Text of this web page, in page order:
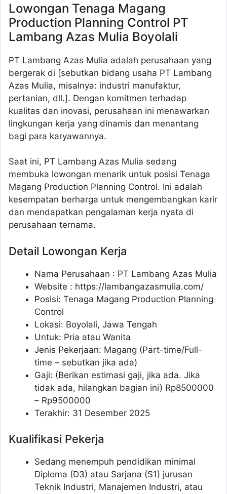
Lowongan Tenaga Magang
Production Planning Control PT
Lambang Azas Mulia Boyolali
PT Lambang Azas Mulia adalah perusahaan yang
bergerak di [sebutkan bidang usaha PT Lambang
Azas Mulia, misalnya: industri manufaktur,
pertanian, dll.]. Dengan komitmen terhadap
kualitas dan inovasi, perusahaan ini menawarkan
lingkungan kerja yang dinamis dan menantang
bagi para karyawannya.
Saat ini, PT Lambang Azas Mulia sedang
membuka lowongan menarik untuk posisi Tenaga
Magang Production Planning Control. Ini adalah
kesempatan berharga untuk mengembangkan karir
dan mendapatkan pengalaman kerja nyata di
perusahaan ternama.
Detail Lowongan Kerja
Nama Perusahaan : PT Lambang Azas Mulia
Website : https://lambangazasmulia.com/
Posisi: Tenaga Magang Production Planning
Control
Lokasi: Boyolali, Jawa Tengah
Untuk: Pria atau Wanita
Jenis Pekerjaan: Magang (Part-time/Full-
time – sebutkan jika ada)
Gaji: (Berikan estimasi gaji, jika ada. Jika
tidak ada, hilangkan bagian ini) Rp8500000
– Rp9500000
Terakhir: 31 Desember 2025
Kualifikasi Pekerja
Sedang menempuh pendidikan minimal
Diploma (D3) atau Sarjana (S1) jurusan
Teknik Industri, Manajemen Industri, atau